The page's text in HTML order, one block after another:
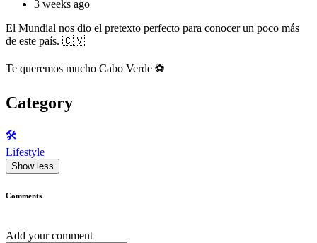
3 weeks ago
El Mundial nos dio el pretexto perfecto para conocer un poco más
de este país. 🇨🇻
Te queremos mucho Cabo Verde ⚽
Category
🛠️
Lifestyle
Show less
Comments
Add your comment